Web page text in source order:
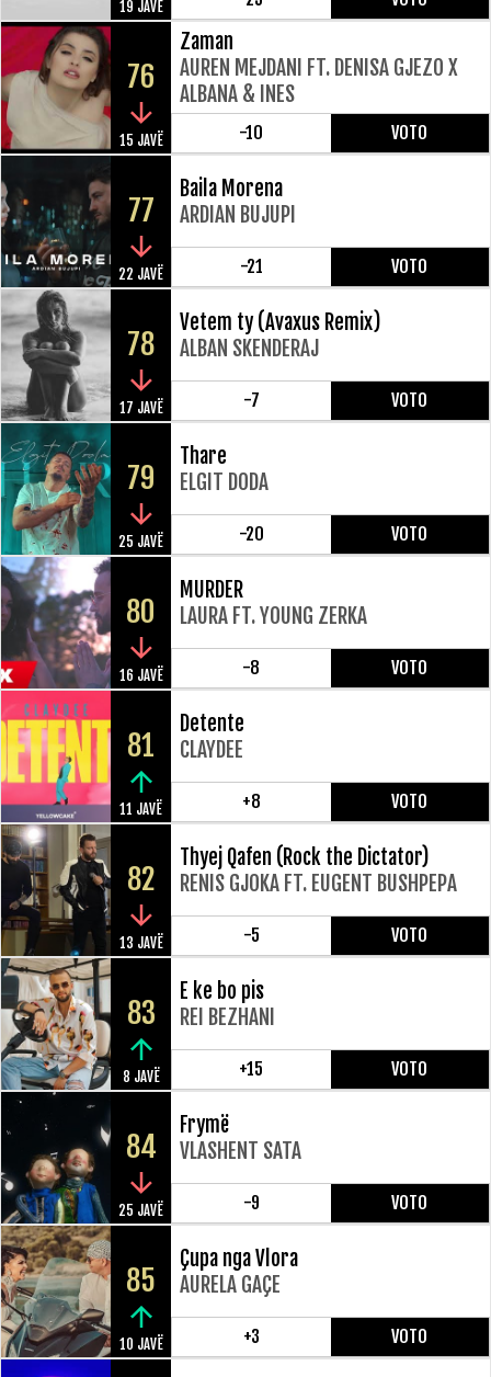
19 JAVË
76
15 JAVË
Zaman
AUREN MEJDANI FT. DENISA GJEZO X
ALBANA & INES
-10 VOTO
77
22 JAVË
Baila Morena
ARDIAN BUJUPI
-21 VOTO
78
17 JAVË
Vetem ty (Avaxus Remix)
ALBAN SKENDERAJ
-7 VOTO
79
25 JAVË
Thare
ELGIT DODA
-20 VOTO
80
16 JAVË
MURDER
LAURA FT. YOUNG ZERKA
-8 VOTO
81
11 JAVË
Detente
CLAYDEE
+8 VOTO
82
13 JAVË
Thyej Qafen (Rock the Dictator)
RENIS GJOKA FT. EUGENT BUSHPEPA
-5 VOTO
83
8 JAVË
E ke bo pis
REI BEZHANI
+15 VOTO
84
25 JAVË
Frymë
VLASHENT SATA
-9 VOTO
85
10 JAVË
Çupa nga Vlora
AURELA GAÇE
+3 VOTO